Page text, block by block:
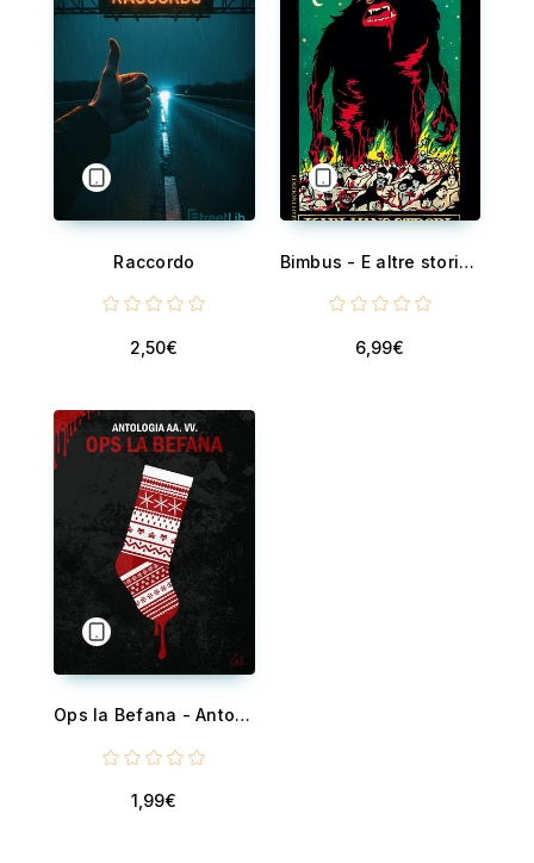
Raccordo
2,50€
Bimbus - E altre storie del perturbante
6,99€
Ops la Befana - Antologia horror
1,99€